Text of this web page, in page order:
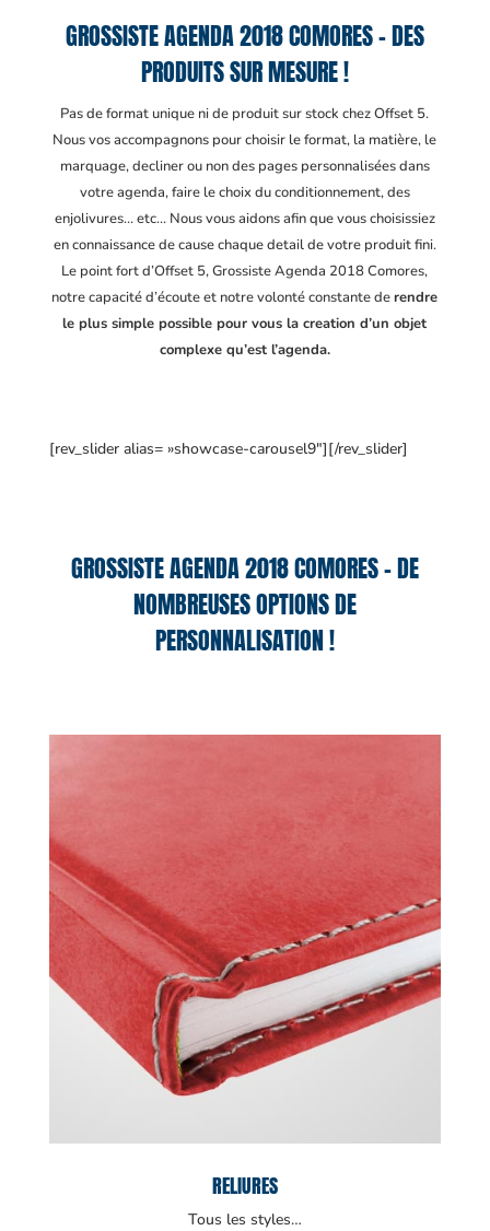
GROSSISTE AGENDA 2018 COMORES – DES
PRODUITS SUR MESURE !
Pas de format unique ni de produit sur stock chez Offset 5.
Nous vos accompagnons pour choisir le format, la matière, le
marquage, decliner ou non des pages personnalisées dans
votre agenda, faire le choix du conditionnement, des
enjolivures… etc… Nous vous aidons afin que vous choisissiez
en connaissance de cause chaque detail de votre produit fini.
Le point fort d’Offset 5, Grossiste Agenda 2018 Comores,
notre capacité d’écoute et notre volonté constante derendre
le plus simple possible pour vous la creation d’un objet
complexe qu’est l’agenda.
[rev_slider alias= »showcase-carousel9″][/rev_slider]
GROSSISTE AGENDA 2018 COMORES – DE
NOMBREUSES OPTIONS DE
PERSONNALISATION !
RELIURES
Tous les styles…